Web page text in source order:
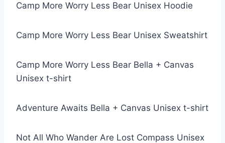
Camp More Worry Less Bear Unisex Hoodie
Camp More Worry Less Bear Unisex Sweatshirt
Camp More Worry Less Bear Bella + Canvas
Unisex t-shirt
Adventure Awaits Bella + Canvas Unisex t-shirt
Not All Who Wander Are Lost Compass Unisex